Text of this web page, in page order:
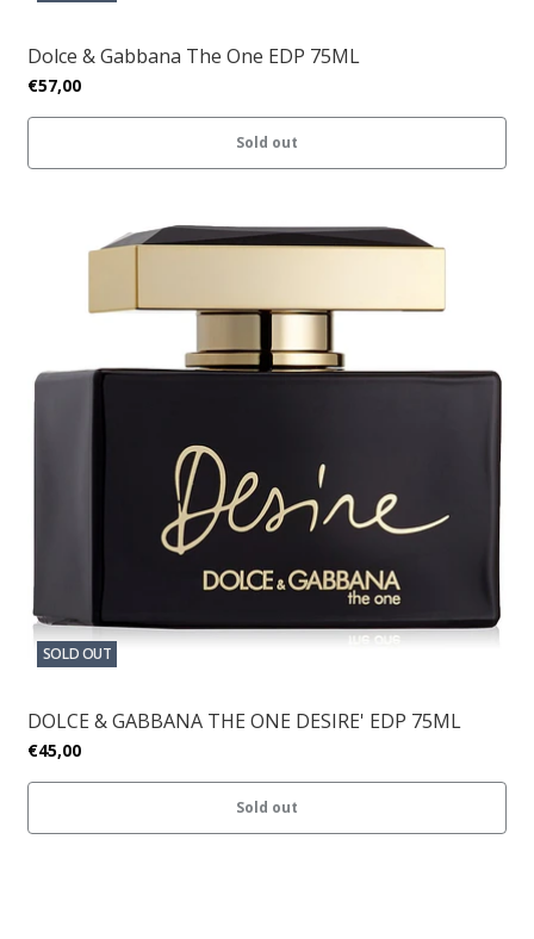
Dolce & Gabbana The One EDP 75ML
€57,00
Sold out
SOLD OUT
DOLCE & GABBANA THE ONE DESIRE' EDP 75ML
€45,00
Sold out